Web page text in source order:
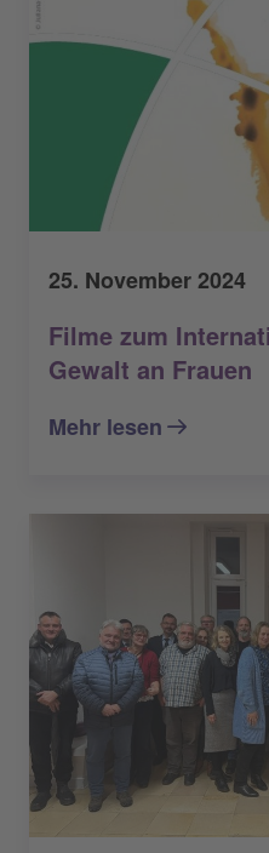
25. November 2024
Filme zum
Gewalt an Frauen
Mehr lesen